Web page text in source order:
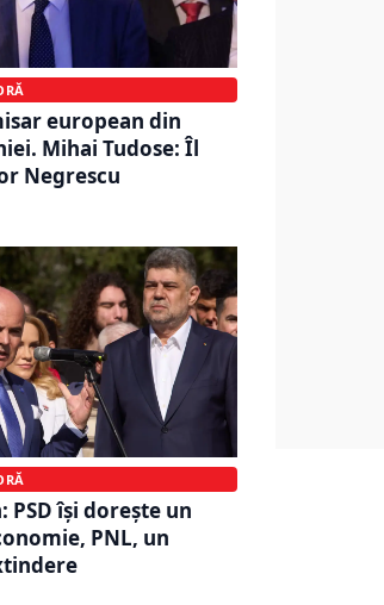
european din
Mihai Tudose: Îl
Negrescu
PSD îşi doreşte un
PNL, un